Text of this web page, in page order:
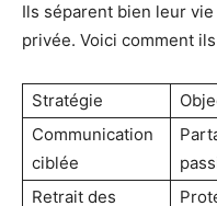
Ils séparent bien leur
privée. Voici comment
Stratégie
Communication
ciblée
Retrait des